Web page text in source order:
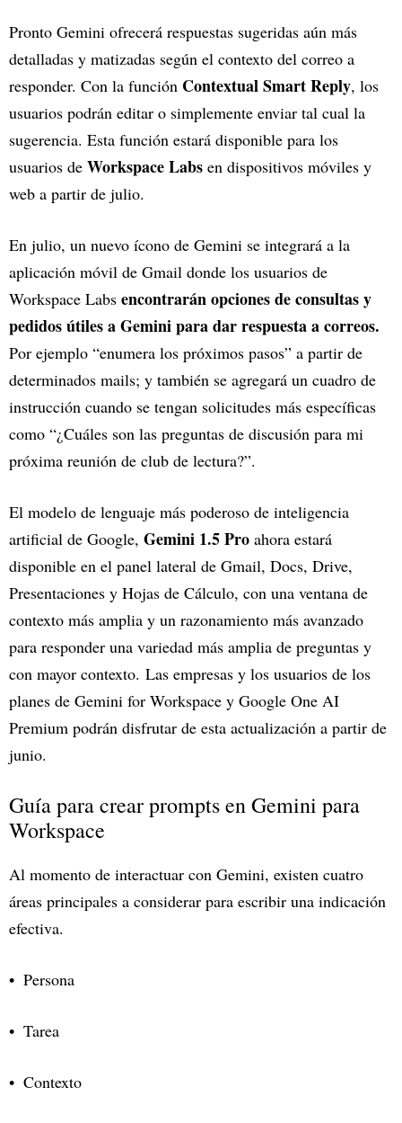
Pronto Gemini ofrecerá respuestas sugeridas aún más
detalladas y matizadas según el contexto del correo a
responder. Con la función Contextual Smart Reply, los
usuarios podrán editar o simplemente enviar tal cual la
sugerencia. Esta función estará disponible para los
usuarios de Workspace Labs en dispositivos móviles y
web a partir de julio.
En julio, un nuevo ícono de Gemini se integrará a la
aplicación móvil de Gmail donde los usuarios de
Workspace Labs encontrarán opciones de consultas y
pedidos útiles a Gemini para dar respuesta a correos.
Por ejemplo “enumera los próximos pasos” a partir de
determinados mails; y también se agregará un cuadro de
instrucción cuando se tengan solicitudes más específicas
como “¿Cuáles son las preguntas de discusión para mi
próxima reunión de club de lectura?”.
El modelo de lenguaje más poderoso de inteligencia
artificial de Google, Gemini 1.5 Pro ahora estará
disponible en el panel lateral de Gmail, Docs, Drive,
Presentaciones y Hojas de Cálculo, con una ventana de
contexto más amplia y un razonamiento más avanzado
para responder una variedad más amplia de preguntas y
con mayor contexto. Las empresas y los usuarios de los
planes de Gemini for Workspace y Google One AI
Premium podrán disfrutar de esta actualización a partir de
junio.
Guía para crear prompts en Gemini para
Workspace
Al momento de interactuar con Gemini, existen cuatro
áreas principales a considerar para escribir una indicación
efectiva.
Persona
Tarea
Contexto